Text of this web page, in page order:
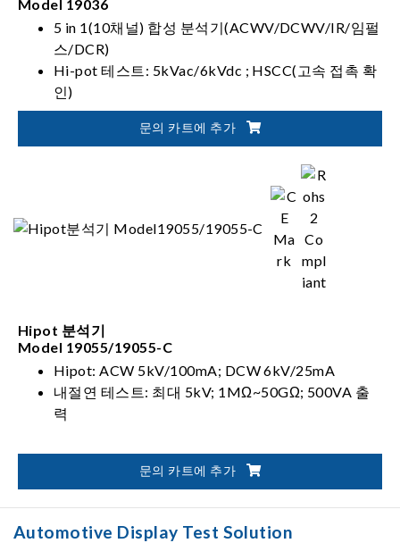
Model 19036
5 in 1(10채널) 합성 분석기(ACWV/DCWV/IR/임펄
스/DCR)
Hi-pot 테스트: 5kVac/6kVdc ; HSCC(고속 접촉 확
인)
5kV IR(내절연) 테스트
IWT(임펄싱 와인딩 테스트)
문의 카트에 추가
Hipot 분석기
Model 19055/19055-C
Hipot: ACW 5kV/100mA; DCW 6kV/25mA
내절연 테스트: 최대 5kV; 1MΩ~50GΩ; 500VA 출
력
문의 카트에 추가
Automotive Display Test Solution